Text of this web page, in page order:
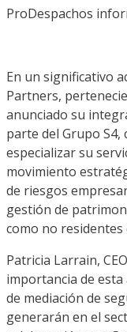
ProDespachos
En un significativo
Partners,
anunciado su
parte del Grupo
especializar su
movimiento
de riesgos
gestión de
como no residentes
Patricia Larrain,
importancia de
de mediación de
generarán en el